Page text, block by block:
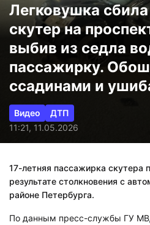
Легковушка
скутер на
выбив из седла
пассажирку.
ссадинами и
Видео
ДТП
11:21, 11.05.2026
17-летняя пассажирка скутера
результате столкновения с
районе Петербурга.
По данным пресс-службы ГУ